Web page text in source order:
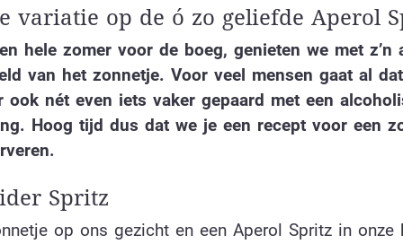
variatie op de ó zo geliefde Aperol
hele zomer voor de boeg, genieten we met z’n
van het zonnetje. Voor veel mensen gaat al
ook nét even iets vaker gepaard met een
Hoog tijd dus dat we je een recept voor een
Spritz
op ons gezicht en een Aperol Spritz in onze